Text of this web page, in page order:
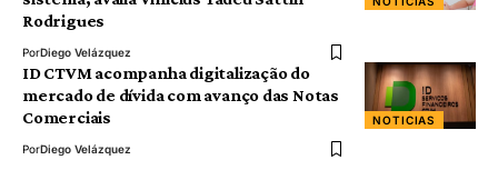
Rodrigues
PorDiego Velázquez
NOTICIAS
ID CTVM acompanha digitalização do
mercado de dívida com avanço das Notas
Comerciais
PorDiego Velázquez